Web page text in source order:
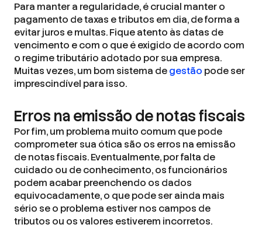
Para manter a regularidade, é crucial manter o
pagamento de taxas e tributos em dia, de forma a
evitar juros e multas. Fique atento às datas de
vencimento e com o que é exigido de acordo com
o regime tributário adotado por sua empresa.
Muitas vezes, um bom sistema degestão pode ser
imprescindível para isso.
Erros na emissão de notas fiscais
Por fim, um problema muito comum que pode
comprometer sua ótica são os erros na emissão
de notas fiscais. Eventualmente, por falta de
cuidado ou de conhecimento, os funcionários
podem acabar preenchendo os dados
equivocadamente, o que pode ser ainda mais
sério se o problema estiver nos campos de
tributos ou os valores estiverem incorretos.